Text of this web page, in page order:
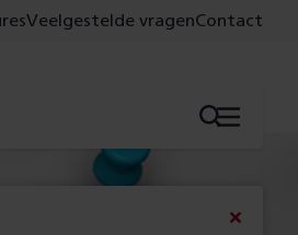
Veelgestelde vragenContact
Menu